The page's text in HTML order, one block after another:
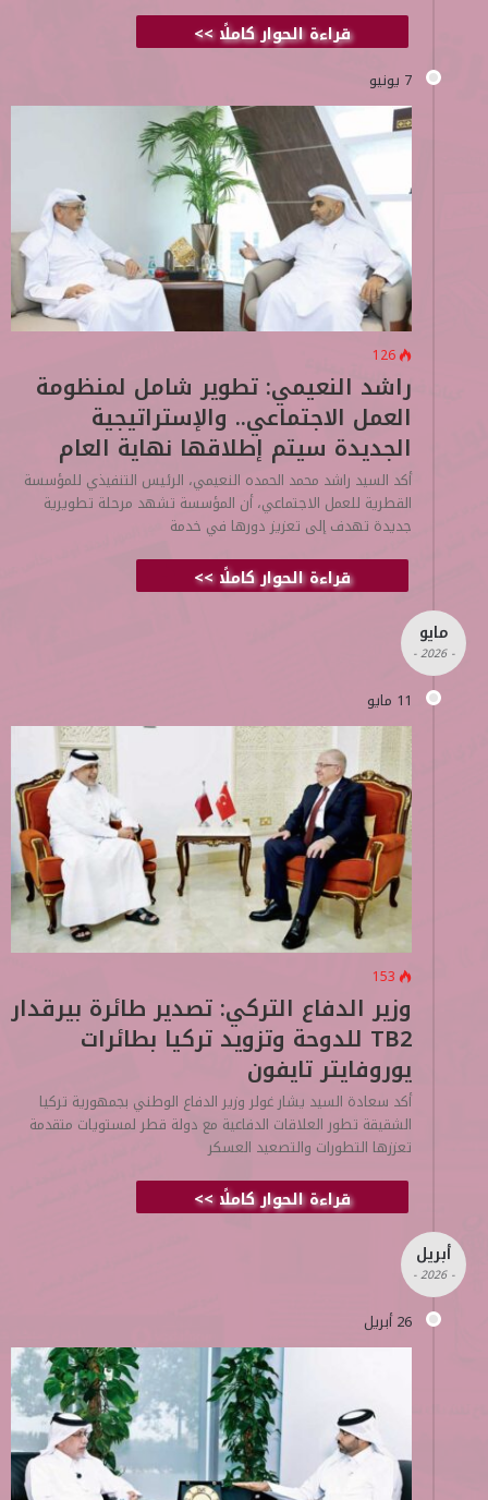
قراءة الحوار كاملًا >>
7 يونيو
126
راشد النعيمي: تطوير شامل لمنظومة
العمل الاجتماعي.. والإستراتيجية
الجديدة سيتم إطلاقها نهاية العام
أكد السيد راشد محمد الحمده النعيمي، الرئيس التنفيذي للمؤسسة
القطرية للعمل الاجتماعي، أن المؤسسة تشهد مرحلة تطويرية
جديدة تهدف إلى تعزيز دورها في خدمة
قراءة الحوار كاملًا >>
مايو
- 2026 -
11 مايو
153
وزير الدفاع التركي: تصدير طائرة بيرقدار
TB2 للدوحة وتزويد تركيا بطائرات
يوروفايتر تايفون
أكد سعادة السيد يشار غولر وزير الدفاع الوطني بجمهورية تركيا
الشقيقة تطور العلاقات الدفاعية مع دولة قطر لمستويات متقدمة
تعززها التطورات والتصعيد العسكر
قراءة الحوار كاملًا >>
أبريل
- 2026 -
26 أبريل